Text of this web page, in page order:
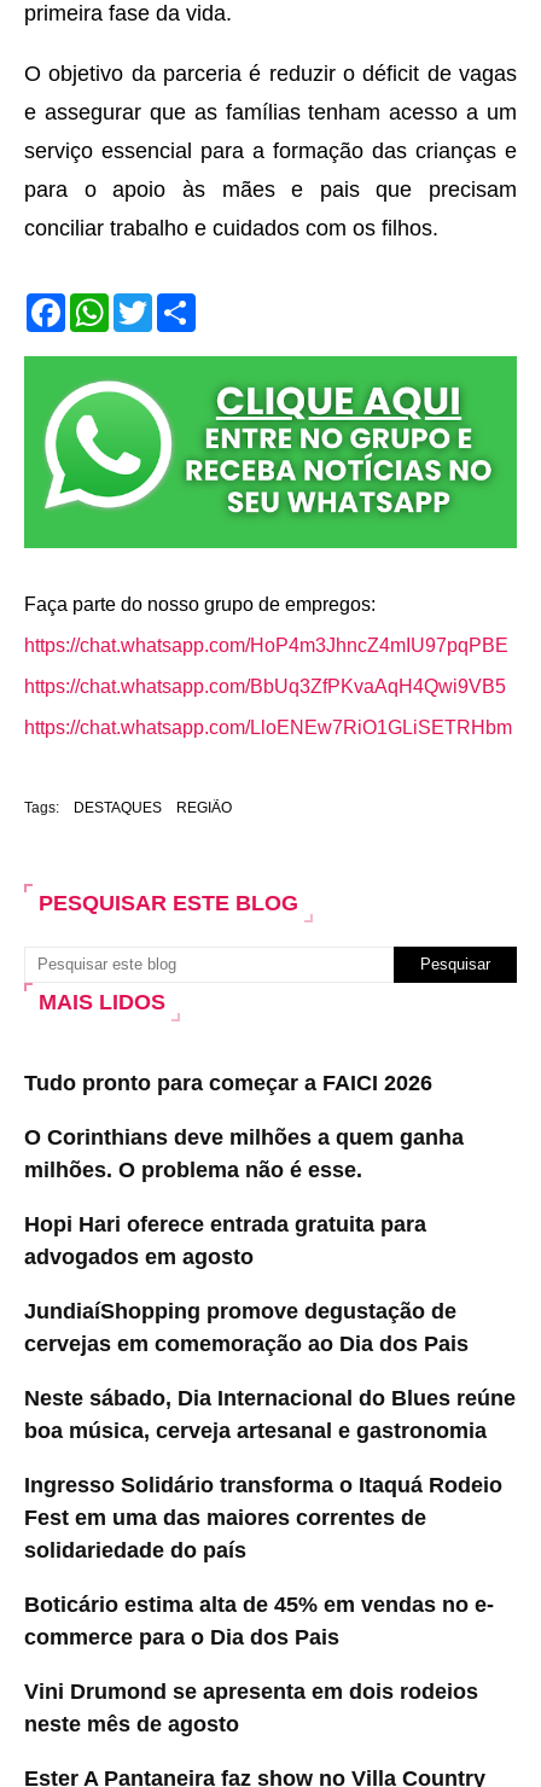
primeira fase da vida.
O objetivo da parceria é reduzir o déficit de vagas
e assegurar que as famílias tenham acesso a um
serviço essencial para a formação das crianças e
para o apoio às mães e pais que precisam
conciliar trabalho e cuidados com os filhos.
F
a
e
o
o
W
h
t
s
A
T
w
t
e
r
r
Faça parte do nosso grupo de empregos:
https://chat.whatsapp.com/HoP4m3JhncZ4mIU97pqPBE
https://chat.whatsapp.com/BbUq3ZfPKvaAqH4Qwi9VB5
https://chat.whatsapp.com/LloENEw7RiO1GLiSETRHbm
Tags: DESTAQUES REGIÃO
PESQUISAR ESTE BLOG
MAIS LIDOS
Tudo pronto para começar a FAICI 2026
O Corinthians deve milhões a quem ganha
milhões. O problema não é esse.
Hopi Hari oferece entrada gratuita para
advogados em agosto
JundiaíShopping promove degustação de
cervejas em comemoração ao Dia dos Pais
Neste sábado, Dia Internacional do Blues reúne
boa música, cerveja artesanal e gastronomia
Ingresso Solidário transforma o Itaquá Rodeio
Fest em uma das maiores correntes de
solidariedade do país
Boticário estima alta de 45% em vendas no e-
commerce para o Dia dos Pais
Vini Drumond se apresenta em dois rodeios
neste mês de agosto
Ester A Pantaneira faz show no Villa Country